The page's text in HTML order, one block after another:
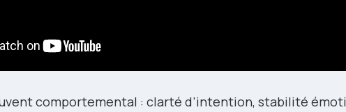
comportemental : clarté d’intention, stabilité